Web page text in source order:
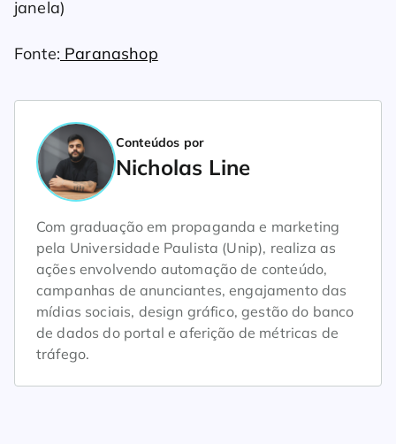
janela)
Fonte: Paranashop
Conteúdos por
Nicholas Line
Com graduação em propaganda e marketing
pela Universidade Paulista (Unip), realiza as
ações envolvendo automação de conteúdo,
campanhas de anunciantes, engajamento das
mídias sociais, design gráfico, gestão do banco
de dados do portal e aferição de métricas de
tráfego.